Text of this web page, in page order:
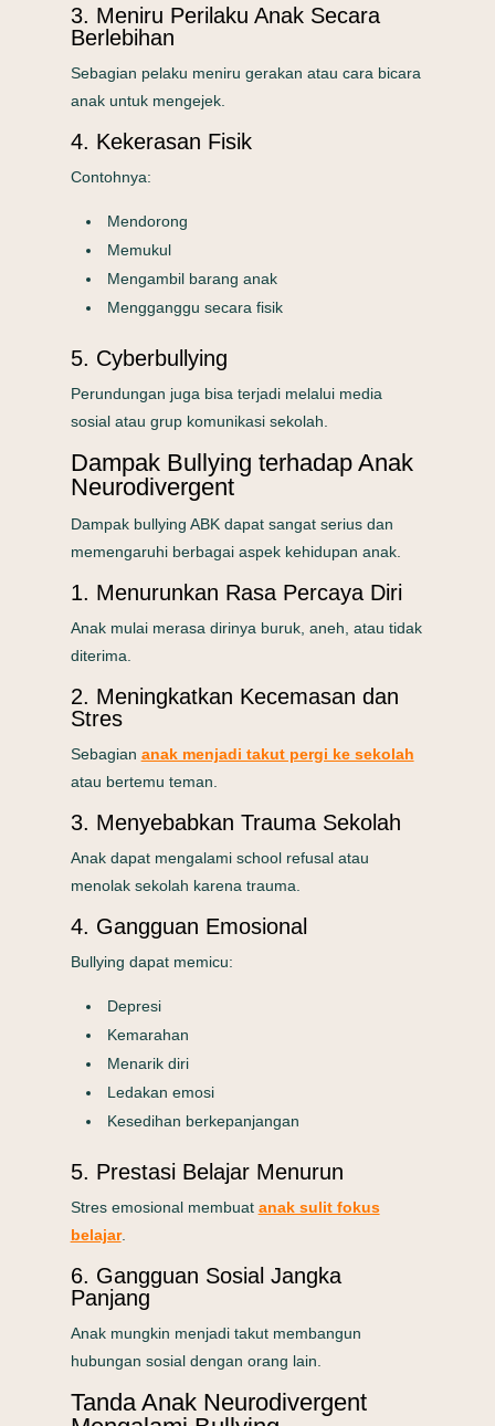
3. Meniru Perilaku Anak Secara
Berlebihan
Sebagian pelaku meniru gerakan atau cara bicara
anak untuk mengejek.
4. Kekerasan Fisik
Contohnya:
Mendorong
Memukul
Mengambil barang anak
Mengganggu secara fisik
5. Cyberbullying
Perundungan juga bisa terjadi melalui media
sosial atau grup komunikasi sekolah.
Dampak Bullying terhadap Anak
Neurodivergent
Dampak bullying ABK dapat sangat serius dan
memengaruhi berbagai aspek kehidupan anak.
1. Menurunkan Rasa Percaya Diri
Anak mulai merasa dirinya buruk, aneh, atau tidak
diterima.
2. Meningkatkan Kecemasan dan
Stres
Sebagian anak menjadi takut pergi ke sekolah
atau bertemu teman.
3. Menyebabkan Trauma Sekolah
Anak dapat mengalami school refusal atau
menolak sekolah karena trauma.
4. Gangguan Emosional
Bullying dapat memicu:
Depresi
Kemarahan
Menarik diri
Ledakan emosi
Kesedihan berkepanjangan
5. Prestasi Belajar Menurun
Stres emosional membuat anak sulit fokus
belajar.
6. Gangguan Sosial Jangka
Panjang
Anak mungkin menjadi takut membangun
hubungan sosial dengan orang lain.
Tanda Anak Neurodivergent